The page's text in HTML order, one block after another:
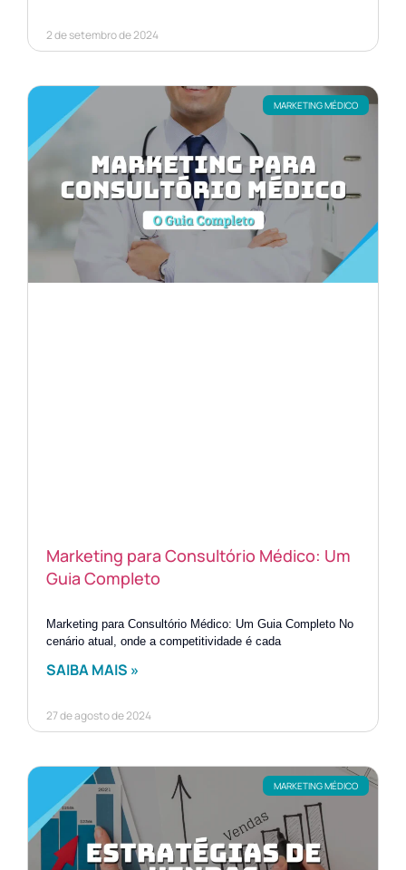
2 de setembro de 2024
MARKETING MÉDICO
Marketing para Consultório Médico: Um
Guia Completo
Marketing para Consultório Médico: Um Guia Completo No
cenário atual, onde a competitividade é cada
SAIBA MAIS »
27 de agosto de 2024
MARKETING MÉDICO